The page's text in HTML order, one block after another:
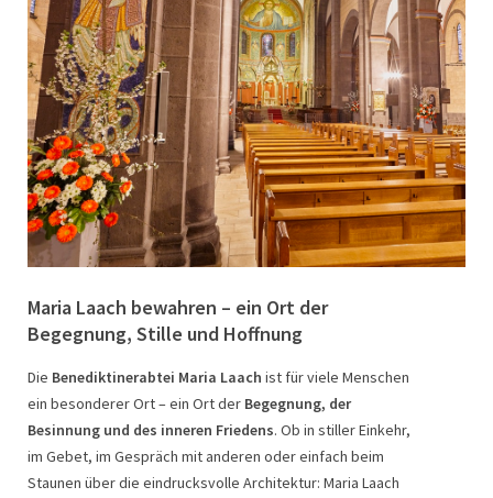
Maria Laach bewahren – ein Ort der
Begegnung, Stille und Hoffnung
Die Benediktinerabtei Maria Laach ist für viele Menschen
ein besonderer Ort – ein Ort der Begegnung, der
Besinnung und des inneren Friedens. Ob in stiller Einkehr,
im Gebet, im Gespräch mit anderen oder einfach beim
Staunen über die eindrucksvolle Architektur: Maria Laach
Kirchenmusik in Maria Laach – den Glauben
hörbar und erlebbar machen
Das Laacher Seegebiet bewahren –
Verantwortung für Gottes Schöpfung
übernehmen
Erhalten, was einzigartig ist – Zukunft für die
Benediktinerabtei Maria Laach sichern
Die Benediktinerabtei Maria Laach ist ein bedeutendes
Kulturerbe mit nahezu tausend Jahre alten Gebäuden und
Ewigkeit geschaffen – doch der Zahn der Zeit macht auch
vor diesem einzigartigen Ort nicht Halt.
Ihre Spende hilft – jeder Beitrag zählt
Mit 40 Euro können wir die Dämmung für einen
Quadratmeter finanzieren
Wenn wir 1.000 Menschen finden, die 103